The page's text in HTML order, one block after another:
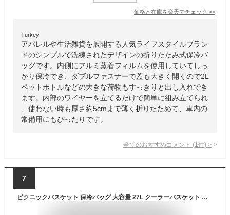
価格と在庫を楽天でチェック >>
Turkey
アパレルや生活雑貨を展開する人気ライフスタイルブラン
ドのシンプルで洗練されたデザインの折りたたみ式保冷バ
ッグです。内側にアルミ蒸着フィルムを使用していてしっ
かり保冷でき、ダブルファスナーで蓋も大きく開くので2L
ペットボトルなどの大きな荷物もすっきりと出し入れでき
ます。内部のワイヤーを立てるだけで簡単に組み立てられ
、使わない時も厚さ約5cmまで薄く折りたためて、車内の
常備用にもぴったりです。
全てのおすすめコメント (1 件) >
7
ピクニックバスケット 保冷バッグ 大容量 27L クーラーバスケット 折りたたみ 蓋付き アルミフレーム 撥水 オックスフォード 3層断熱構造 クーラーバッグ 保温 運動会 お花見 キャンプ アウトドア レジャー 買い物バッグ ストライプ柄